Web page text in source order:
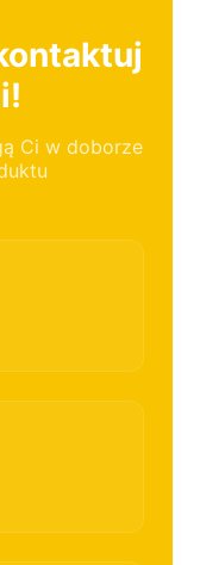
Ci w doborze